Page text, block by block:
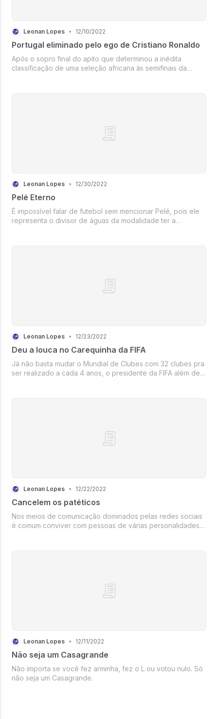
Leonan Lopes • 12/10/2022
Portugal eliminado pelo ego de Cristiano Ronaldo
Após o sopro final do apito que determinou a inédita
classificação de uma seleção africana às semifinais da
Leonan Lopes • 12/30/2022
Pelé Eterno
É impossível falar de futebol sem mencionar Pelé, pois ele
representa o divisor de águas da modalidade ter a
Leonan Lopes • 12/23/2022
Deu a louca no Carequinha da FIFA
Já não basta mudar o Mundial de Clubes com 32 clubes pra
ser realizado a cada 4 anos, o presidente da FIFA além de
Leonan Lopes • 12/22/2022
Cancelem os patéticos
Nos meios de comunicação dominados pelas redes sociais
é comum conviver com pessoas de várias personalidades,
Leonan Lopes • 12/11/2022
Não seja um Casagrande
Não importa se você fez arminha, fez o L ou votou nulo. Só
não seja um Casagrande.